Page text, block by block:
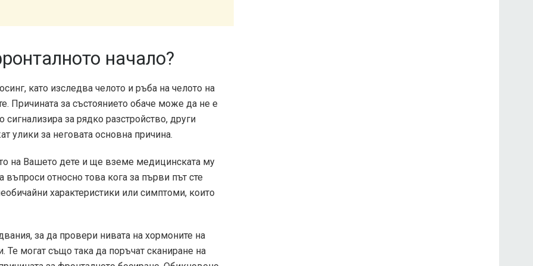
начало?
като изследва челото и ръба на челото на
Причината за състоянието обаче може да не е
за рядко разстройство, други
за неговата основна причина.
на Вашето дете и ще вземе медицинската му
въпроси относно това кога за първи път сте
характеристики или симптоми, които
за да провери нивата на хормоните на
могат също така да поръчат сканиране на